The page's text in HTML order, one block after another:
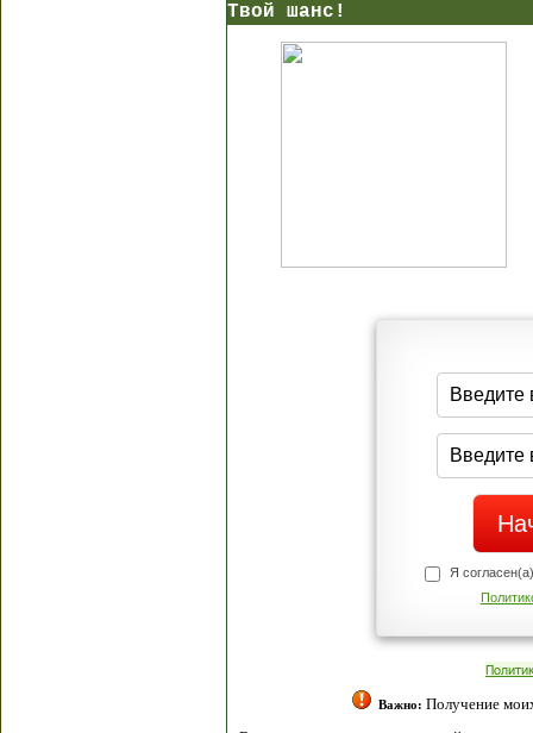
Твой шанс!
Я
Важно: Получение